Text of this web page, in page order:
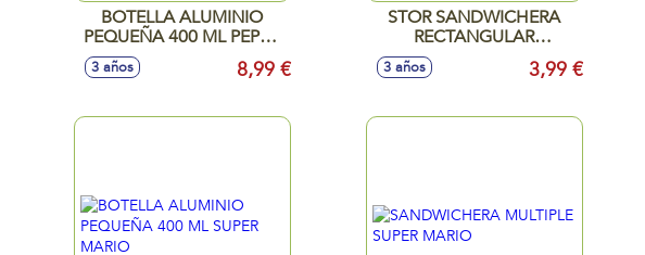
BOTELLA ALUMINIO
PEQUEÑA 400 ML PEPPA
PIG KINDNESS COUNTS
3 años 8,99 €
STOR SANDWICHERA
RECTANGULAR
DINOSAUR
3 años 3,99 €